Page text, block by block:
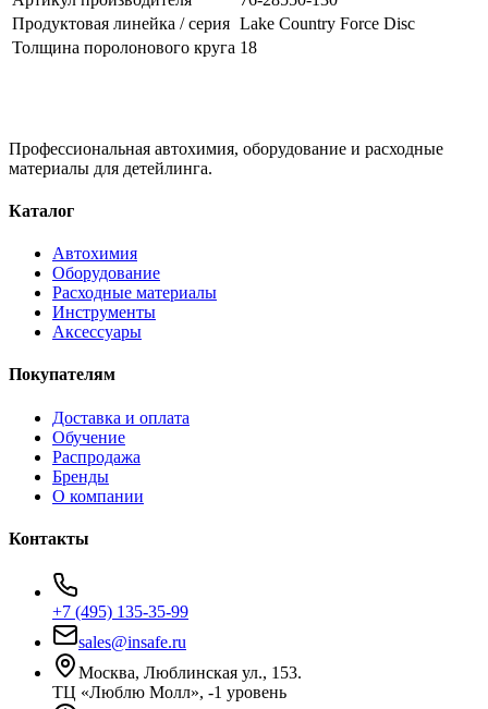
Продуктовая линейка / серия Lake Country Force Disc
Толщина поролонового круга 18
Профессиональная автохимия, оборудование и расходные
материалы для детейлинга.
Каталог
Автохимия
Оборудование
Расходные материалы
Инструменты
Аксессуары
Покупателям
Доставка и оплата
Обучение
Распродажа
Бренды
О компании
Контакты
+7 (495) 135-35-99
sales@insafe.ru
Москва, Люблинская ул., 153.
ТЦ «Люблю Молл», -1 уровень